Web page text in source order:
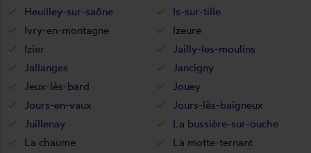
Heuilley-sur-saône
Is-sur-tille
Ivry-en-montagne
Izeure
Izier
Jailly-les-moulins
Jallanges
Jancigny
Jeux-lès-bard
Jouey
Jours-en-vaux
Jours-lès-baigneux
Juillenay
La bussière-sur-ouche
La chaume
La motte-ternant